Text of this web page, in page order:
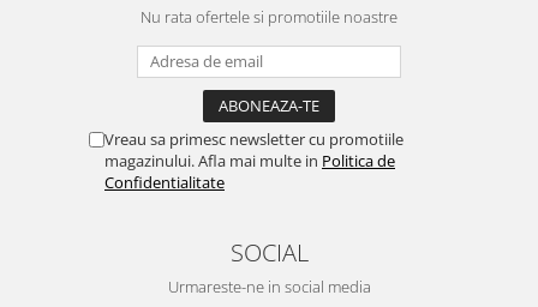
Nu rata ofertele si promotiile noastre
Vreau sa primesc newsletter cu promotiile
magazinului. Afla mai multe in Politica de
Confidentialitate
SOCIAL
Urmareste-ne in social media